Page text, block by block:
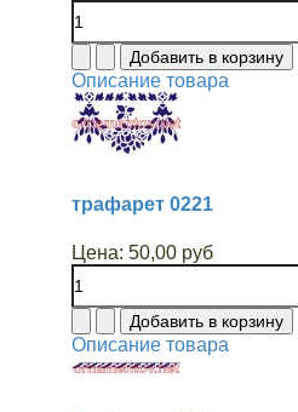
Описание товара
трафарет 0221
Цена: 50,00 руб
Описание товара